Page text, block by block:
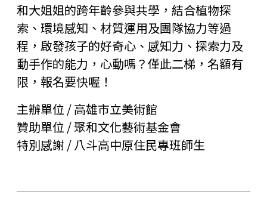
和大姐姐的跨年齡參與共學，結合植物探
索、環境感知、材質運用及團隊協力等過
程，啟發孩子的好奇心、感知力、探索力及
動手作的能力，心動嗎？僅此二梯，名額有
限，報名要快喔！
主辦單位 / 高雄市立美術館
贊助單位 / 聚和文化藝術基金會
特別感謝 / 八斗高中原住民專班師生